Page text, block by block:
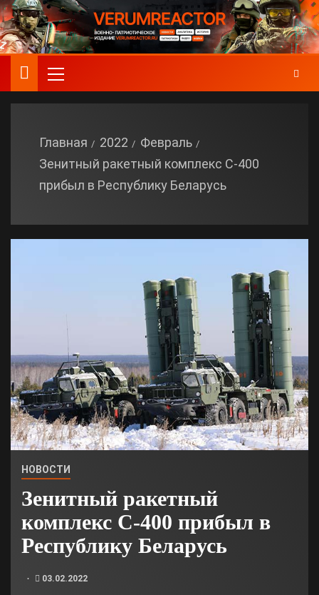
Главная 2022
Февраль
Зенитный ракетный комплекс С-400
прибыл в Республику Беларусь
НОВОСТИ
Зенитный ракетный
комплекс С-400 прибыл в
Республику Беларусь
03.02.2022